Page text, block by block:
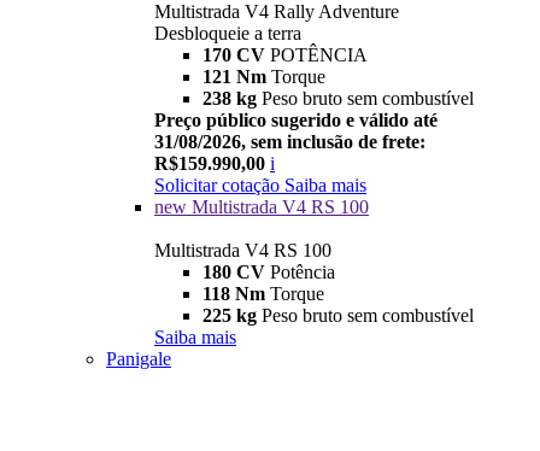
Multistrada V4 Rally Adventure
Desbloqueie a terra
170 CV POTÊNCIA
121 Nm Torque
238 kg Peso bruto sem combustível
Preço público sugerido e válido até
31/08/2026, sem inclusão de frete:
R$159.990,00 i
Solicitar cotação Saiba mais
new Multistrada V4 RS 100
Multistrada V4 RS 100
180 CV Potência
118 Nm Torque
225 kg Peso bruto sem combustível
Saiba mais
Panigale